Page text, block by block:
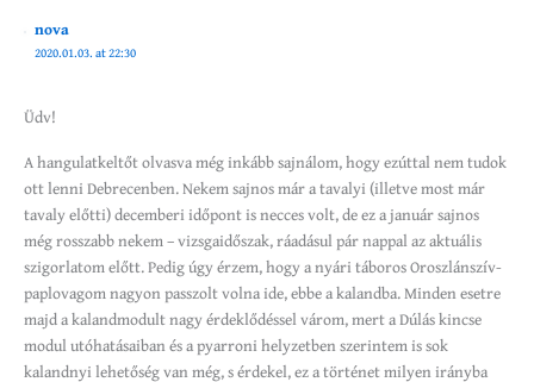
nova
2020.01.03. at 22:30
Üdv!
A hangulatkeltőt olvasva még inkább sajnálom, hogy ezúttal nem tudok
ott lenni Debrecenben. Nekem sajnos már a tavalyi (illetve most már
tavaly előtti) decemberi időpont is necces volt, de ez a január sajnos
még rosszabb nekem – vizsgaidőszak, ráadásul pár nappal az aktuális
szigorlatom előtt. Pedig úgy érzem, hogy a nyári táboros Oroszlánszív-
paplovagom nagyon passzolt volna ide, ebbe a kalandba. Minden esetre
majd a kalandmodult nagy érdeklődéssel várom, mert a Dúlás kincse
modul utóhatásaiban és a pyarroni helyzetben szerintem is sok
kalandnyi lehetőség van még, s érdekel, ez a történet milyen irányba